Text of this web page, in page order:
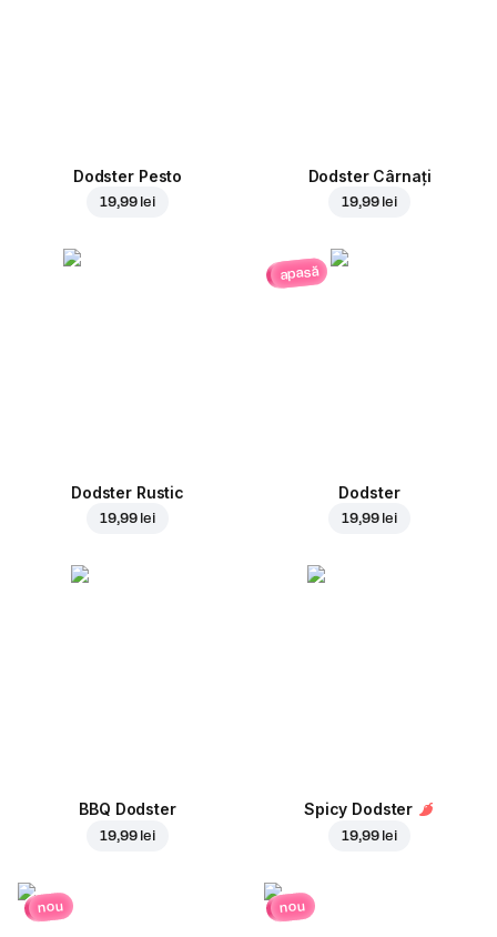
Dodster Pesto
19,99 lei
Dodster Cârnați
19,99 lei
Dodster Rustic
19,99 lei
apasă
Dodster
19,99 lei
BBQ Dodster
19,99 lei
Spicy Dodster
19,99 lei
nou nou